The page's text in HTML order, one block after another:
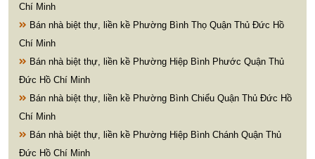
Chí Minh
Bán nhà biệt thự, liền kề Phường Bình Thọ Quận Thủ Đức Hồ
Chí Minh
Bán nhà biệt thự, liền kề Phường Hiệp Bình Phước Quận Thủ
Đức Hồ Chí Minh
Bán nhà biệt thự, liền kề Phường Bình Chiểu Quận Thủ Đức Hồ
Chí Minh
Bán nhà biệt thự, liền kề Phường Hiệp Bình Chánh Quận Thủ
Đức Hồ Chí Minh